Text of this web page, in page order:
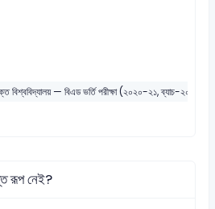
— বিএড ভর্তি পরীক্ষা (২০২০-২১, ব্যাচ-২০২১)
রূপ নেই?